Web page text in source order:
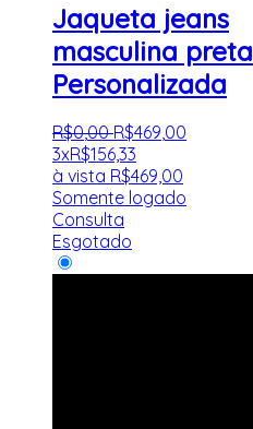
Jaqueta jeans
masculina preta
Personalizada
R$0,00 R$469,00
3xR$156,33
à vista R$469,00
Somente logado
Consulta
Esgotado